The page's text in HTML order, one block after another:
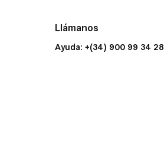
Llámanos
Ayuda: +(34) 900 99 34 28